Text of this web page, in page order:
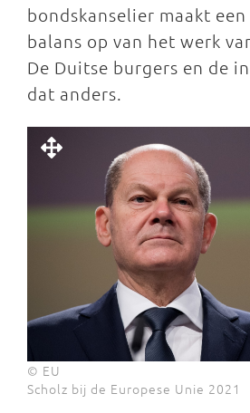
bondskanselier maakt
balans op van het werk
De Duitse burgers en de
dat anders.
© EU
Scholz bij de Europese Unie 2021